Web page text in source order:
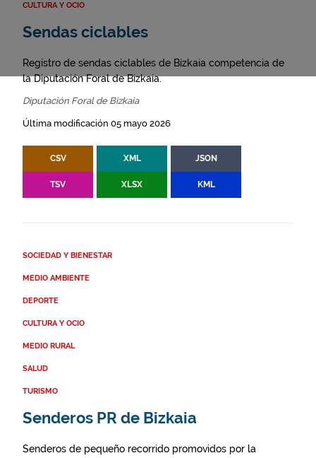
CULTURA Y OCIO
Sendas ciclables
Registro de sendas ciclables de Bizkaia competencia de
la Diputación Foral de Bizkaia.
Diputación Foral de Bizkaia
Última modificación 05 mayo 2026
CSV XML JSON
TSV XLSX KML
SOCIEDAD Y BIENESTAR
MEDIO AMBIENTE
DEPORTE
CULTURA Y OCIO
MEDIO RURAL
SALUD
TURISMO
Senderos PR de Bizkaia
Senderos de pequeño recorrido promovidos por la